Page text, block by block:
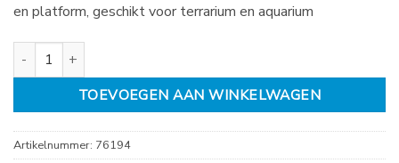
en platform, geschikt voor terrarium en aquarium
Hoek Rots regenwoud met Schuilplaats en Platform 14cm aantal
TOEVOEGEN AAN WINKELWAGEN
Artikelnummer: 76194